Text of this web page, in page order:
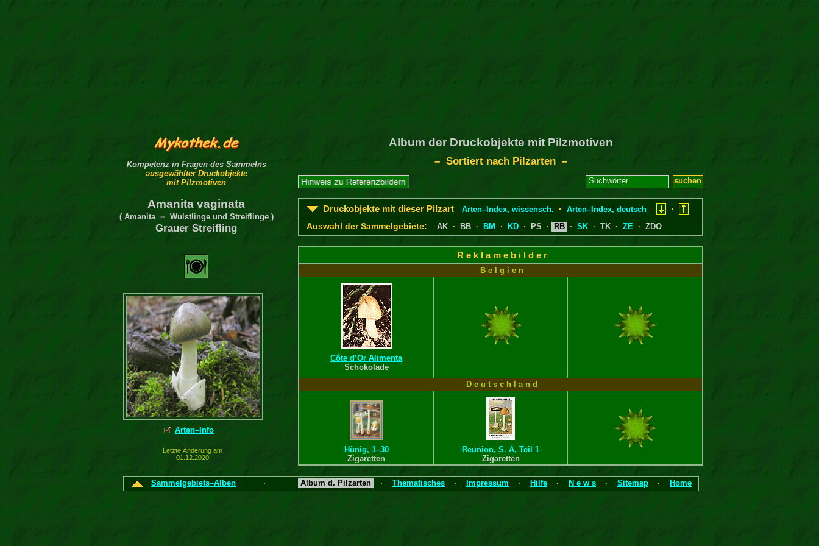
Kompetenz in Fragen des Sammelns
ausgewählter Druckobjekte
mit Pilzmotiven
Amanita vaginata
( Amanita = Wulstlinge und Streiflinge )
Grauer Streifling
Arten–Info
Letzte Änderung am
01.12.2020
Album der Druckobjekte mit Pilzmotiven
– Sortiert nach Pilzarten –
Druckobjekte mit dieser Pilzart Arten–Index, wissensch. · Arten–Index, deutsch ·
Auswahl der Sammelgebiete: AK · BB · BM · KD · PS · RB · SK · TK · ZE · ZDO
R e k l a m e b i l d e r
B e l g i e n
Côte d’Or Alimenta
Schokolade
D e u t s c h l a n d
Hünig, 1–30
Zigaretten
Reunion, S. A, Teil 1
Zigaretten
Deutschland – Nutzergruppe „Allgäuer”
Sammelgebiets–Alben
· Album d. Pilzarten · Thematisches · Impressum · Hilfe · N e w s · Sitemap · Home